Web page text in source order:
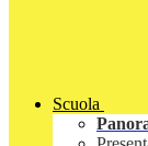
Scuola